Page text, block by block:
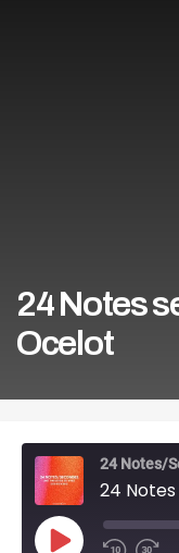
24 Notes
Ocelot
24 Notes/
24
Play